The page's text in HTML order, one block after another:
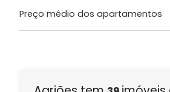
Preço médio dos apartamentos